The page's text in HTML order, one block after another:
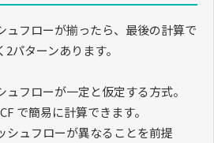
ュフローが揃ったら、最後の計算で
パターンあります。
ュフローが一定と仮定する方式。
易に計算できます。
シュフローが異なることを前提